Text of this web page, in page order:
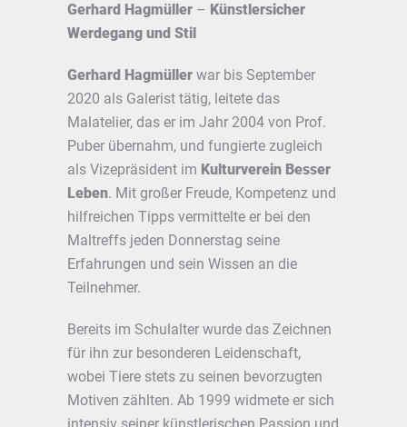
Gerhard Hagmüller – Künstlersicher
Werdegang und Stil
Gerhard Hagmüller war bis September
2020 als Galerist tätig, leitete das
Malatelier, das er im Jahr 2004 von Prof.
Puber übernahm, und fungierte zugleich
als Vizepräsident im Kulturverein Besser
Leben. Mit großer Freude, Kompetenz und
hilfreichen Tipps vermittelte er bei den
Maltreffs jeden Donnerstag seine
Erfahrungen und sein Wissen an die
Teilnehmer.
Bereits im Schulalter wurde das Zeichnen
für ihn zur besonderen Leidenschaft,
wobei Tiere stets zu seinen bevorzugten
Motiven zählten. Ab 1999 widmete er sich